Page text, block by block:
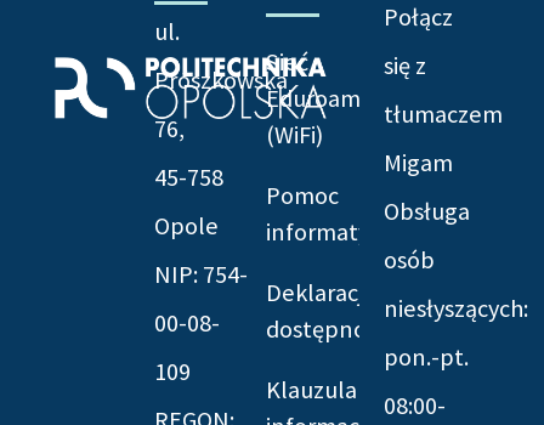
ul.
Prószkowska
76,
45-758
Opole
NIP: 754-
00-08-
109
Sieć
Eduroam
(WiFi)
Pomoc
informatyczna
Deklaracja
dostępności
Klauzula
Połącz
się z
tłumaczem
Migam
Obsługa
osób
niesłyszących:
pon.-pt.
08:00-